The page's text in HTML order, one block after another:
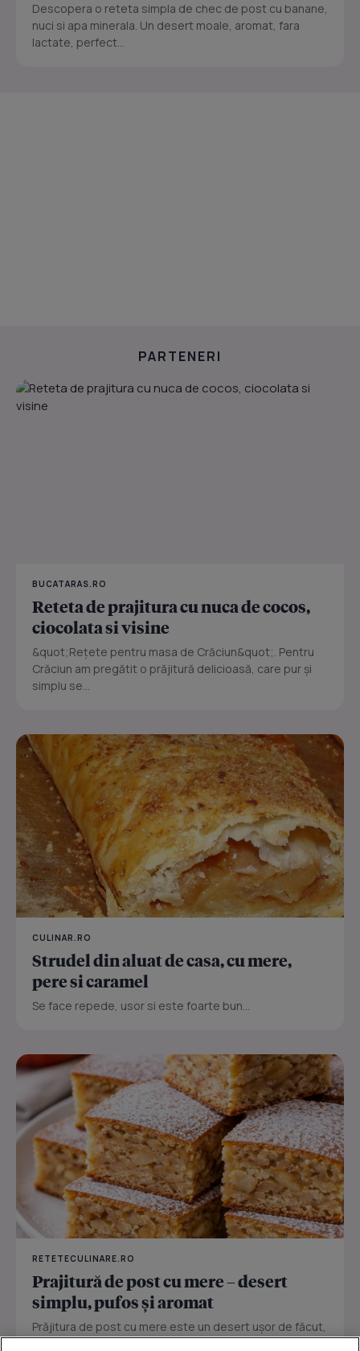
Descopera o reteta simpla de chec de post cu banane,
nuci si apa minerala. Un desert moale, aromat, fara
lactate, perfect...
PARTENERI
BUCATARAS.RO
Reteta de prajitura cu nuca de cocos,
ciocolata si visine
&quot;Rețete pentru masa de Crăciun&quot;. Pentru
Crăciun am pregătit o prăjitură delicioasă, care pur și
simplu se...
CULINAR.RO
Strudel din aluat de casa, cu mere,
pere si caramel
Se face repede, usor si este foarte bun...
RETETECULINARE.RO
Prajitură de post cu mere – desert
simplu, pufos și aromat
Prăjitura de post cu mere este un desert ușor de făcut,
perfect pentru zilele în care vrei ceva dulce fără ouă